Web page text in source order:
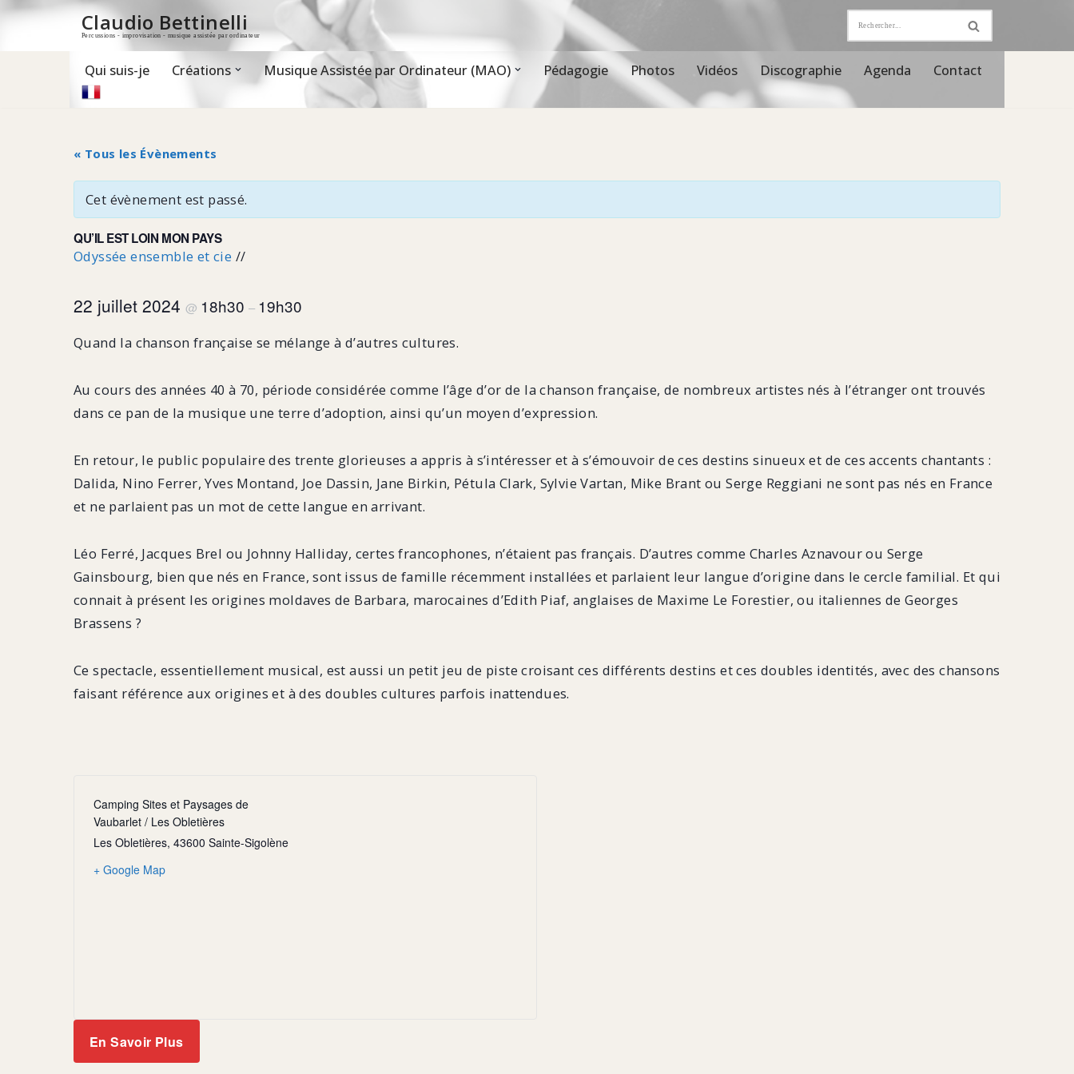
Claudio Bettinelli
Percussions - improvisation - musique assistée par ordinateur
Qui suis-je Créations Musique Assistée par Ordinateur (MAO) Pédagogie Photos Vidéos Discographie Agenda Contact
« Tous les Évènements
Cet évènement est passé.
QU’IL EST LOIN MON PAYS
Odyssée ensemble et cie //
22 juillet 2024 @ 18h30 – 19h30
Quand la chanson française se mélange à d’autres cultures.
Au cours des années 40 à 70, période considérée comme l’âge d’or de la chanson française, de nombreux artistes nés à l’étranger ont trouvés
dans ce pan de la musique une terre d’adoption, ainsi qu’un moyen d’expression.
En retour, le public populaire des trente glorieuses a appris à s’intéresser et à s’émouvoir de ces destins sinueux et de ces accents chantants :
Dalida, Nino Ferrer, Yves Montand, Joe Dassin, Jane Birkin, Pétula Clark, Sylvie Vartan, Mike Brant ou Serge Reggiani ne sont pas nés en France
et ne parlaient pas un mot de cette langue en arrivant.
Léo Ferré, Jacques Brel ou Johnny Halliday, certes francophones, n’étaient pas français. D’autres comme Charles Aznavour ou Serge
Gainsbourg, bien que nés en France, sont issus de famille récemment installées et parlaient leur langue d’origine dans le cercle familial. Et qui
connait à présent les origines moldaves de Barbara, marocaines d’Edith Piaf, anglaises de Maxime Le Forestier, ou italiennes de Georges
Brassens ?
Ce spectacle, essentiellement musical, est aussi un petit jeu de piste croisant ces différents destins et ces doubles identités, avec des chansons
faisant référence aux origines et à des doubles cultures parfois inattendues.
Camping Sites et Paysages de
Vaubarlet / Les Obletières
Les Obletières, 43600 Sainte-Sigolène
+ Google Map
En Savoir Plus